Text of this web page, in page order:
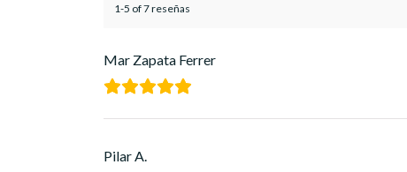
1-5 of 7 reseñas
Mar Zapata Ferrer
Pilar A.